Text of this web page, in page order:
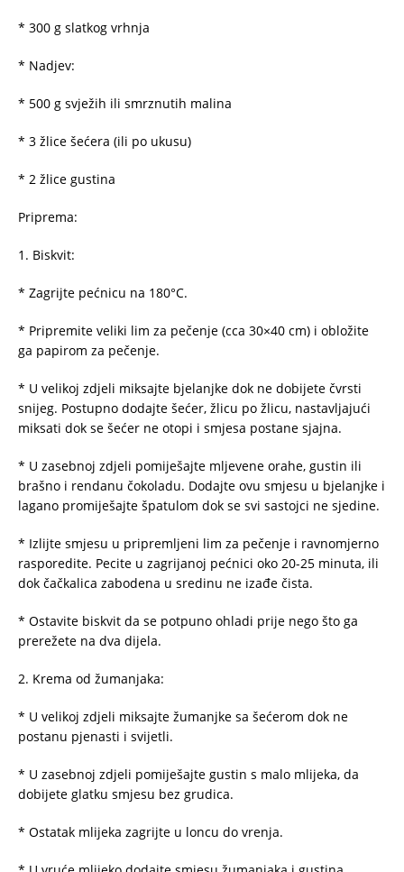
* 300 g slatkog vrhnja
* Nadjev:
* 500 g svježih ili smrznutih malina
* 3 žlice šećera (ili po ukusu)
* 2 žlice gustina
Priprema:
1. Biskvit:
* Zagrijte pećnicu na 180°C.
* Pripremite veliki lim za pečenje (cca 30×40 cm) i obložite
ga papirom za pečenje.
* U velikoj zdjeli miksajte bjelanjke dok ne dobijete čvrsti
snijeg. Postupno dodajte šećer, žlicu po žlicu, nastavljajući
miksati dok se šećer ne otopi i smjesa postane sjajna.
* U zasebnoj zdjeli pomiješajte mljevene orahe, gustin ili
brašno i rendanu čokoladu. Dodajte ovu smjesu u bjelanjke i
lagano promiješajte špatulom dok se svi sastojci ne sjedine.
* Izlijte smjesu u pripremljeni lim za pečenje i ravnomjerno
rasporedite. Pecite u zagrijanoj pećnici oko 20-25 minuta, ili
dok čačkalica zabodena u sredinu ne izađe čista.
* Ostavite biskvit da se potpuno ohladi prije nego što ga
prerežete na dva dijela.
2. Krema od žumanjaka:
* U velikoj zdjeli miksajte žumanjke sa šećerom dok ne
postanu pjenasti i svijetli.
* U zasebnoj zdjeli pomiješajte gustin s malo mlijeka, da
dobijete glatku smjesu bez grudica.
* Ostatak mlijeka zagrijte u loncu do vrenja.